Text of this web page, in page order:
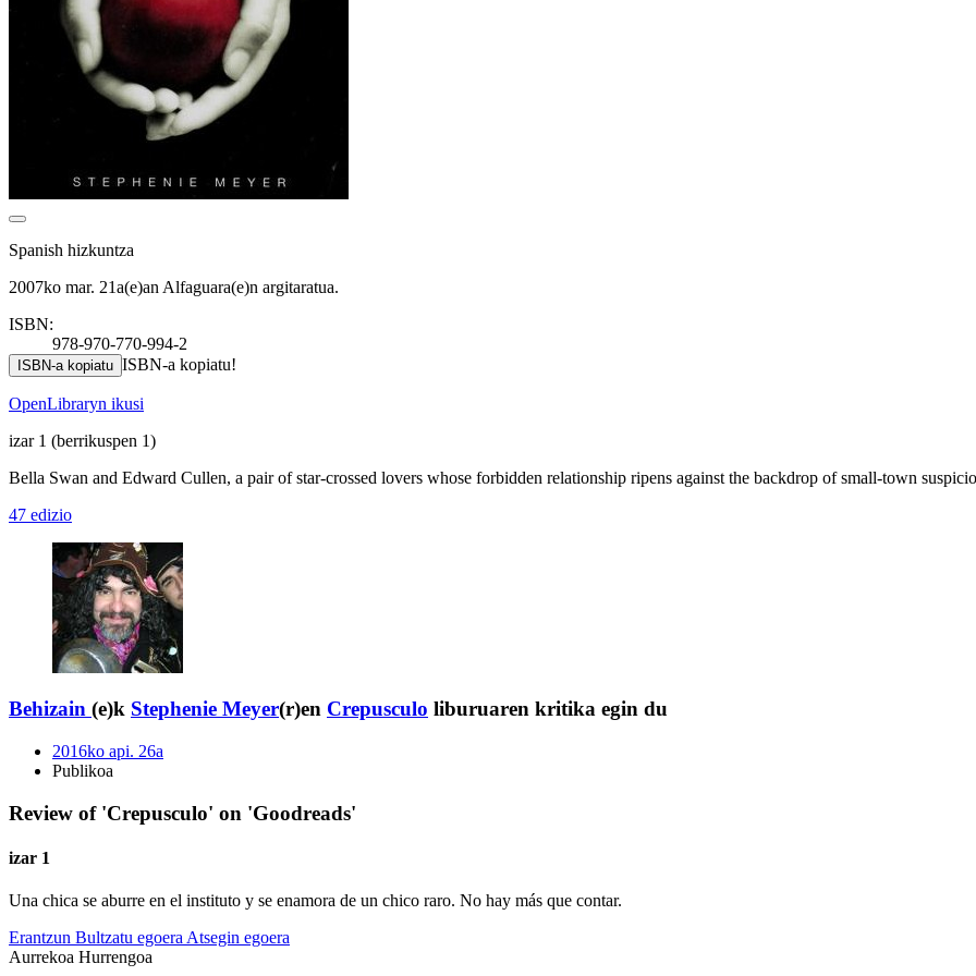
Spanish hizkuntza
2007ko mar. 21a(e)an Alfaguara(e)n argitaratua.
ISBN:
978-970-770-994-2
ISBN-a kopiatu ISBN-a kopiatu!
OpenLibraryn ikusi
izar 1 (berrikuspen 1)
Bella Swan and Edward Cullen, a pair of star-crossed lovers whose forbidden relationship ripens against the backdrop of small-town
47 edizio
Behizain (e)k Stephenie Meyer(r)en Crepusculo liburuaren kritika egin du
2016ko api. 26a
Publikoa
Review of 'Crepusculo' on 'Goodreads'
izar 1
Una chica se aburre en el instituto y se enamora de un chico raro. No hay más que contar.
Erantzun Bultzatu egoera Atsegin egoera
Aurrekoa Hurrengoa